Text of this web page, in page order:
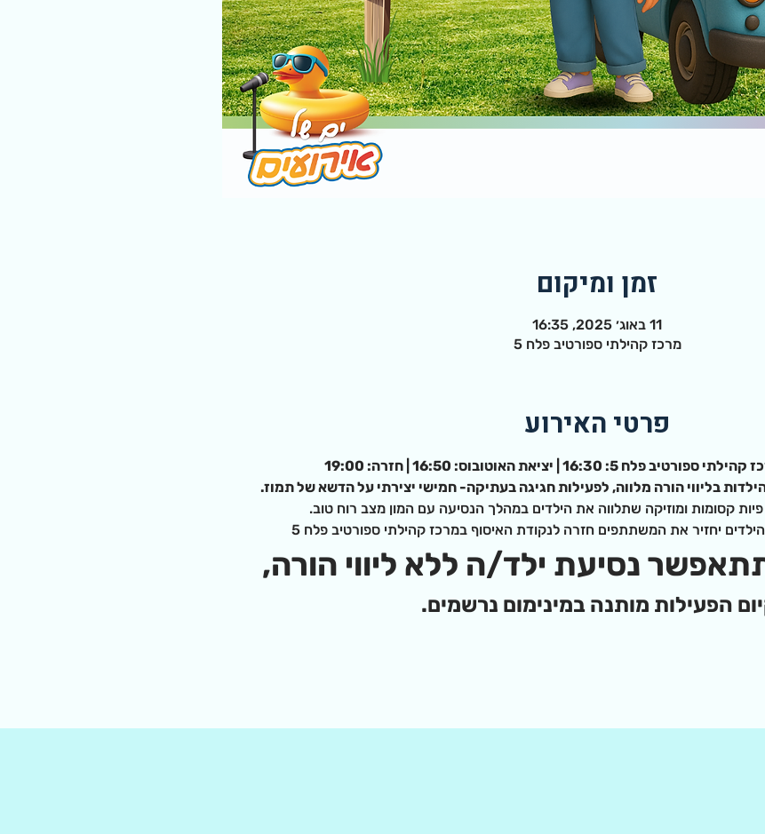
זמן ומיקום
11 באוג׳ 2025, 16:35
מרכז קהילתי ספורטיב פלח 5
פרטי האירוע
5: 16:30 | יציאת האוטובוס: 16:50 | חזרה: 19:00
בליווי הורה מלווה, לפעילות חגיגה בעתיקה- חמישי יצירתי על הדשא של תמוז.
פיות קסומות ומוזיקה שתלווה את הילדים במהלך הנסיעה עם המון מצב רוח טוב.
הילדים יחזיר את המשתתפים חזרה לנקודת האיסוף במרכז קהילתי ספורטיב פלח 5
נסיעת ילד/ה ללא ליווי הורה,
הפעילות מותנה במינימום נרשמים.